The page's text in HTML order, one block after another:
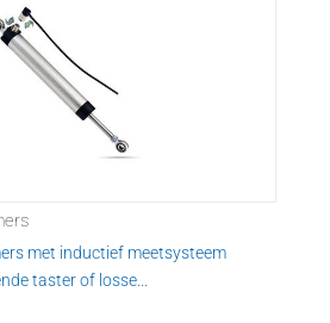
met inductief meetsysteem
taster of losse...